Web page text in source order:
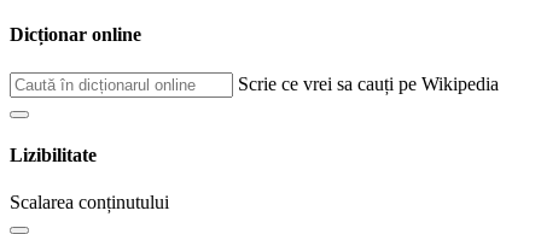
Dicționar online
Scrie ce vrei sa cauți pe Wikipedia
Lizibilitate
Scalarea conținutului